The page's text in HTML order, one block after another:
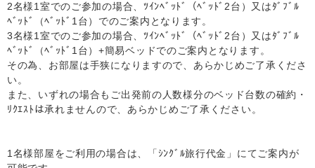
2名様1室でのご参加の場合、ﾂｲﾝﾍﾞｯﾄﾞ（ﾍﾞｯﾄﾞ2台）又はﾀﾞﾌﾞﾙ
ﾍﾞｯﾄﾞ（ﾍﾞｯﾄﾞ1台）でのご案内となります。
3名様1室でのご参加の場合、ﾂｲﾝﾍﾞｯﾄﾞ（ﾍﾞｯﾄﾞ2台）又はﾀﾞﾌﾞﾙ
ﾍﾞｯﾄﾞ（ﾍﾞｯﾄﾞ1台）+簡易ベッドでのご案内となります。
その為、お部屋は手狭になりますので、あらかじめご了承くださ
い。
また、いずれの場合もご出発前の人数様分のベッド台数の確約・
ﾘｸｴｽﾄは承れませんので、あらかじめご了承ください。
1名様部屋をご利用の場合は、「ｼﾝｸﾞﾙ旅行代金」にてご案内が